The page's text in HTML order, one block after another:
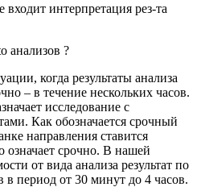
интерпретация рез-та
анализов ?
когда результаты анализа
– в течение нескольких часов.
исследование с
Как обозначается срочный
направления ставится
означает срочно. В нашей
от вида анализа результат по
в период от 30 минут до 4 часов.